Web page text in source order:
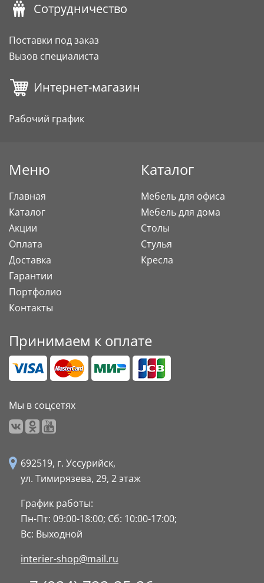
Сотрудничество
Поставки под заказ
Вызов специалиста
Интернет-магазин
Рабочий график
Меню
Главная
Каталог
Акции
Оплата
Доставка
Гарантии
Портфолио
Контакты
Каталог
Мебель для офиса
Мебель для дома
Столы
Стулья
Кресла
Принимаем к оплате
Мы в соцсетях
692519, г. Уссурийск,
ул. Тимирязева, 29, 2 этаж
График работы:
Пн-Пт: 09:00-18:00; Сб: 10:00-17:00;
Вс: Выходной
interier-shop@mail.ru